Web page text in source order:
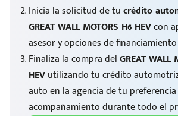
Inicia la solicitud de tucrédito
GREAT WALL MOTORS H6 HEVcon
asesor y opciones de
Finaliza la compra delGREAT WALL
HEVutilizando tu crédito
auto en la agencia de tu
acompañamiento durante todo el